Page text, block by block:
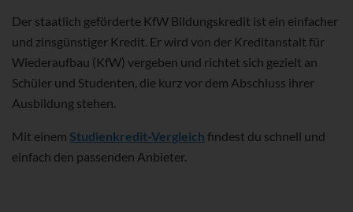
Der staatlich geförderte KfW Bildungskredit ist ein einfacher
und zinsgünstiger Kredit. Er wird von der Kreditanstalt für
Wiederaufbau (KfW) vergeben und richtet sich gezielt an
Schüler und Studenten, die kurz vor dem Abschluss ihrer
Ausbildung stehen.
Mit einem Studienkredit-Vergleich findest du schnell und
einfach den passenden Anbieter.